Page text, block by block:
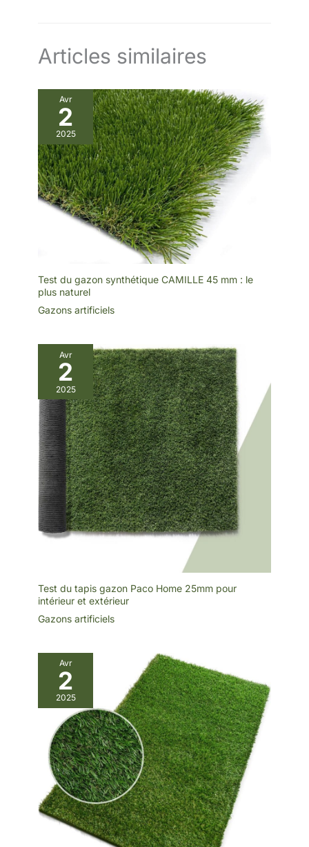
Articles similaires
Avr
2
2025
Test du gazon synthétique CAMILLE 45 mm : le
plus naturel
Gazons artificiels
Avr
2
2025
Test du tapis gazon Paco Home 25mm pour
intérieur et extérieur
Gazons artificiels
Avr
2
2025